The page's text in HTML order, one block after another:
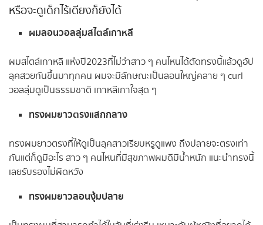
หรือจะดูเด็กไร้เดียงก็ยังได้
ผมลอนวอลลุ่มสไตล์เกาหลี
ผมสไตล์เกาหลี แห่งปี2023ที่ไม่ว่าสาว ๆ คนไหนได้ตัดทรงนี้แล้วดูอัป
ลุคสวยกันขึ้นมาทุกคน ผมจะมีลักษณะเป็นลอนใหญ่คลาย ๆ curl
วอลลุ่มดูเป็นธรรมชาติ เกาหลีเกาใจสุด ๆ
ทรงผมยาวตรงแสกกลาง
ทรงผมยาวตรงที่ให้ดูเป็นลุคสาวเรียบหรูดูแพง ถึงปลายจะตรงเท่า
กันแต่ก็ดูมีอะไร สาว ๆ คนไหนที่มีสุขภาพผมดีมีน้ำหนัก แนะนำทรงนี้
เลยรับรองไม่ผิดหวัง
ทรงผมยาวลอนงุ้มปลาย